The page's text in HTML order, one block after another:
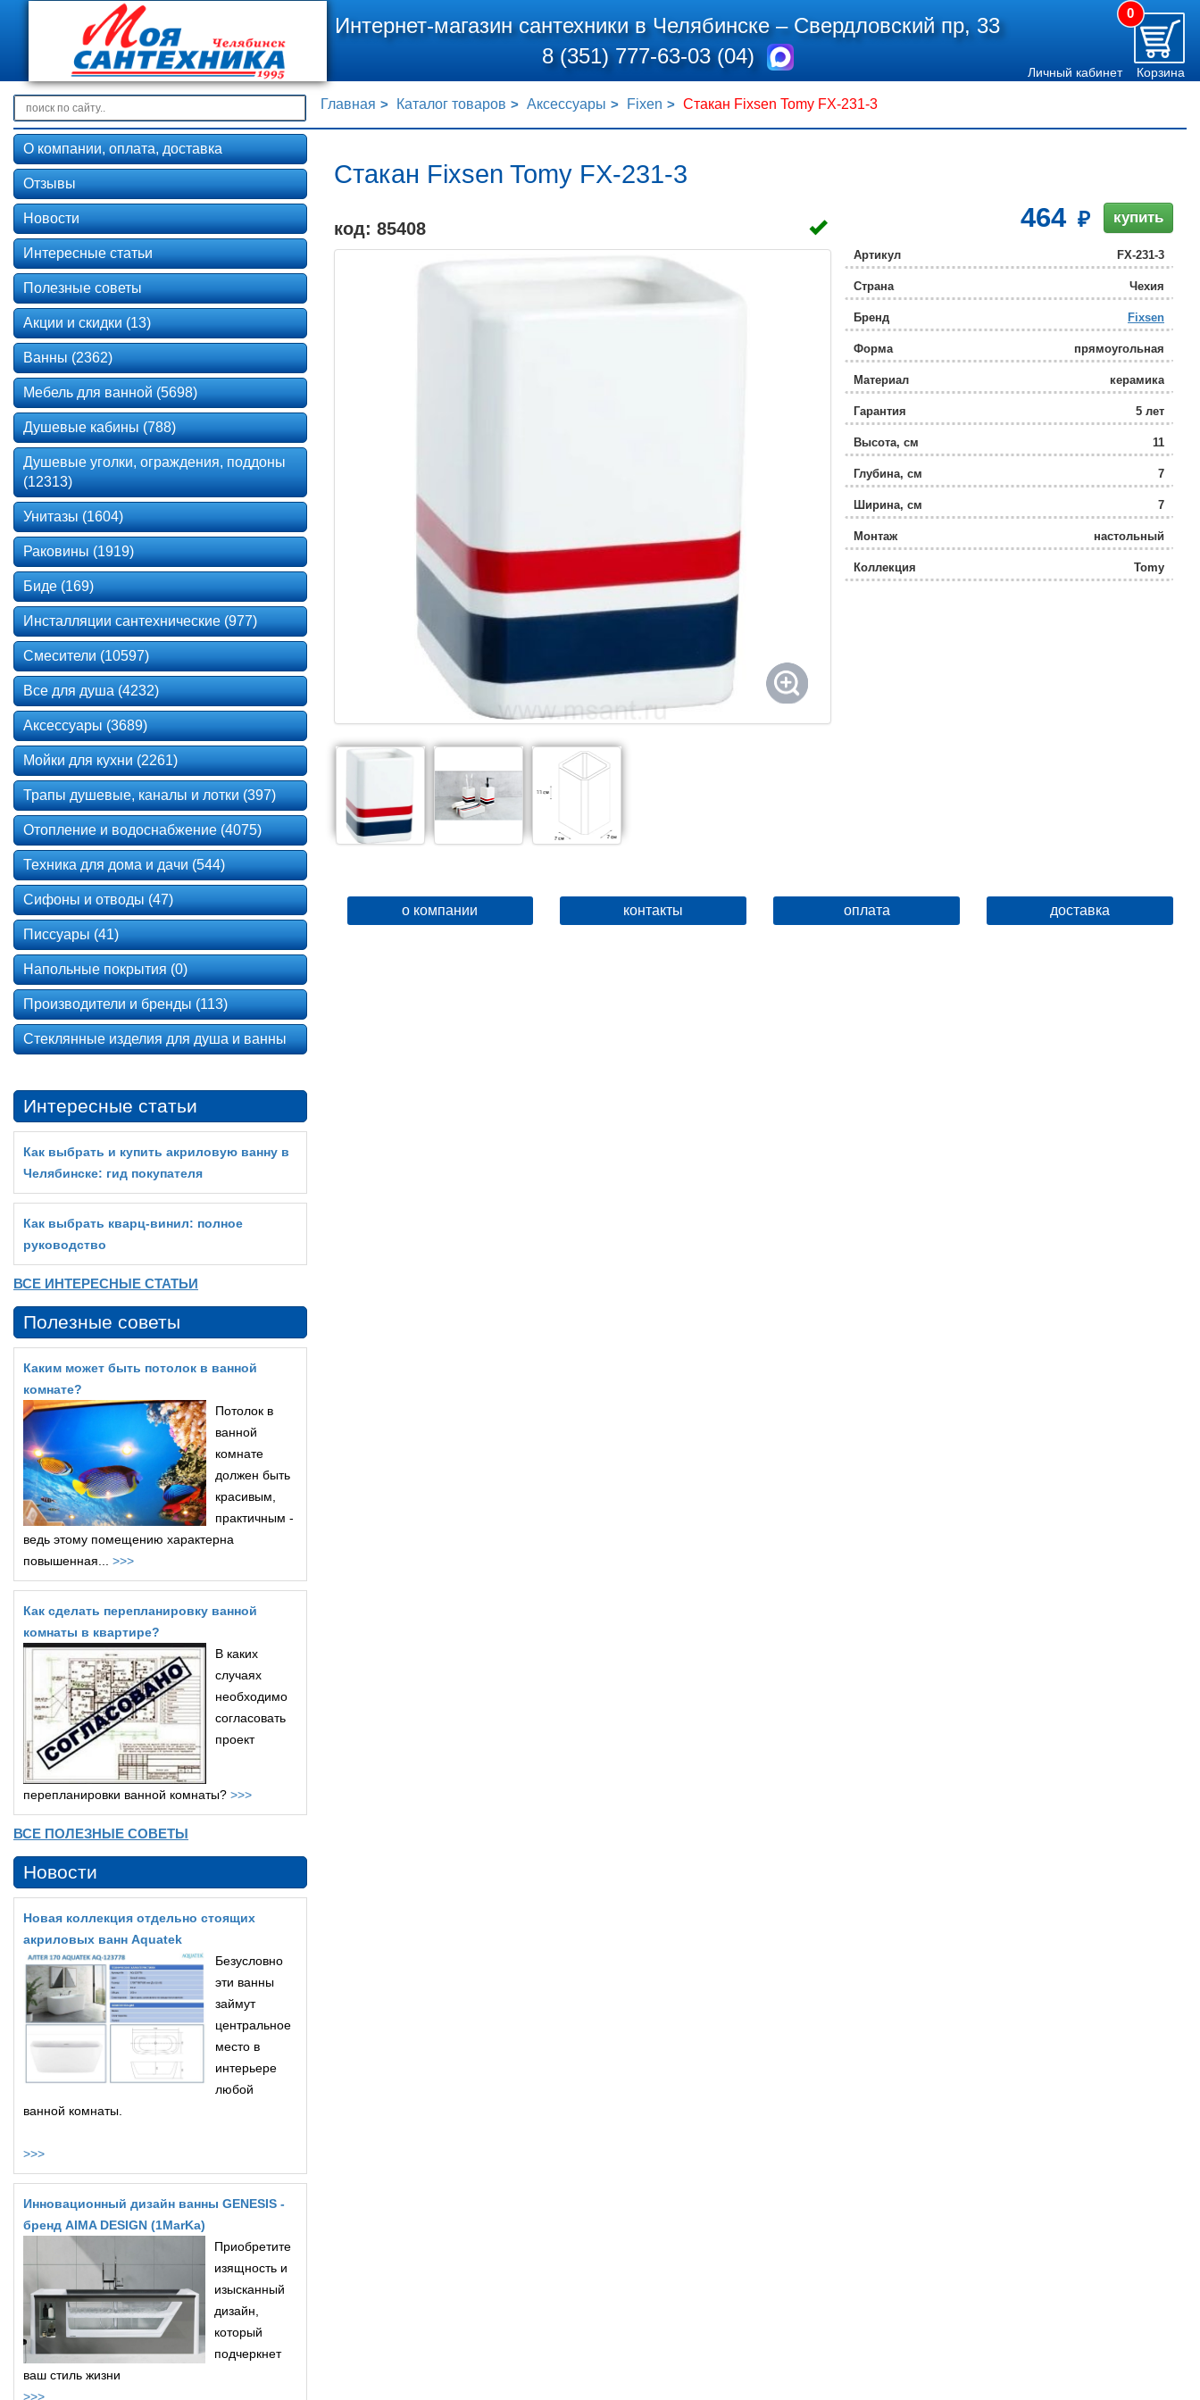
Интернет-магазин сантехники в Челябинске –Свердловский пр, 33
8 (351) 777-63-03 (04)
0
Личный кабинет Корзина
Главная Каталог товаров Аксессуары Fixen Стакан Fixsen Tomy FX-231-3
Стакан Fixsen Tomy FX-231-3
код: 85408 464 купить
Артикул FX-231-3
Страна Чехия
Бренд Fixsen
Форма прямоугольная
Материал керамика
Гарантия 5 лет
Высота, см 11
Глубина, см 7
Ширина, см 7
Монтаж настольный
Коллекция Tomy
о компании контакты оплата доставка
О компании, оплата, доставка
Отзывы
Новости
Интересные статьи
Полезные советы
Акции и скидки (13)
Ванны (2362)
Мебель для ванной (5698)
Душевые кабины (788)
Душевые уголки, ограждения, поддоны
(12313)
Унитазы (1604)
Раковины (1919)
Биде (169)
Инсталляции сантехнические (977)
Смесители (10597)
Все для душа (4232)
Аксессуары (3689)
Мойки для кухни (2261)
Трапы душевые, каналы и лотки (397)
Отопление и водоснабжение (4075)
Техника для дома и дачи (544)
Сифоны и отводы (47)
Писсуары (41)
Напольные покрытия (0)
Производители и бренды (113)
Стеклянные изделия для душа и ванны
Интересные статьи
Как выбрать и купить акриловую ванну в
Челябинске: гид покупателя
Как выбрать кварц‑винил: полное
руководство
ВСЕ ИНТЕРЕСНЫЕ СТАТЬИ
Полезные советы
Каким может быть потолок в ванной
комнате?
Потолок в
ванной
комнате
должен быть
красивым,
практичным -
ведь этому помещению характерна
повышенная... >>>
Как сделать перепланировку ванной
комнаты в квартире?
В каких
случаях
необходимо
согласовать
проект
перепланировки ванной комнаты? >>>
ВСЕ ПОЛЕЗНЫЕ СОВЕТЫ
Новости
Новая коллекция отдельно стоящих
акриловых ванн Aquatek
Безусловно
эти ванны
займут
центральное
место в
интерьере
любой
ванной комнаты.
>>>
Инновационный дизайн ванны GENESIS -
бренд AIMA DESIGN (1MarKa)
Приобретите
изящность и
изысканный
дизайн,
который
подчеркнет
ваш стиль жизни
>>>